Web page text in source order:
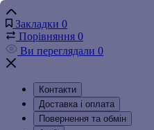
Закладки 0
Порівняння 0
Ви переглядали 0
Контакти
Доставка і оплата
Повернення та обмін